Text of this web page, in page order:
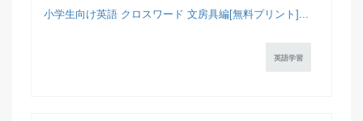
小学生向け英語 クロスワード 文房具編[無料プリント]...
英語学習